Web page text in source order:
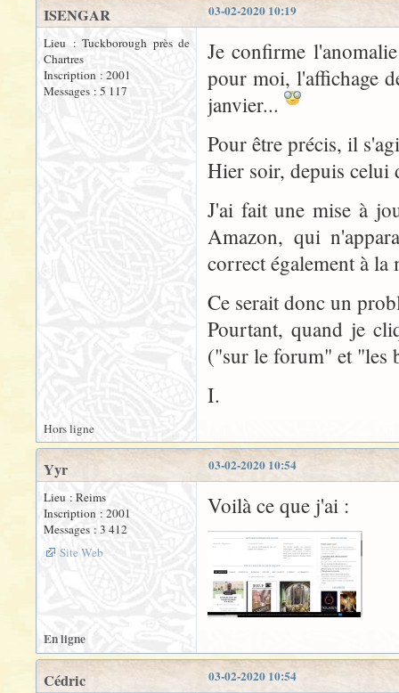
03-02-2020 10:19
ISENGAR
Lieu : Tuckborough près de
Chartres
Inscription : 2001
Messages : 5 117
Je confirme
pour moi, l'affichage
janvier...
Pour être précis, il
Hier soir, depuis celui
J'ai fait une mise à
Amazon, qui
correct également à la
Ce serait donc un
Pourtant, quand je
("sur le forum" et "les
I.
Hors ligne
03-02-2020 10:54
Yyr
Lieu : Reims
Inscription : 2001
Messages : 3 412
Site Web
Voilà ce que j'ai :
En ligne
03-02-2020 10:54
Cédric